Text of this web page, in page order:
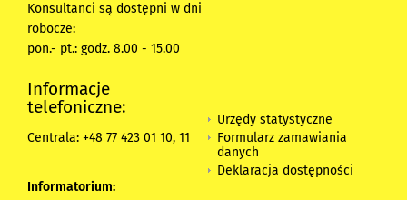
Konsultanci są dostępni w dni
robocze:
pon.- pt.: godz. 8.00 - 15.00
Informacje
telefoniczne:
Centrala: +48 77 423 01 10, 11
Informatorium:
Urzędy statystyczne
Formularz zamawiania
danych
Deklaracja dostępności